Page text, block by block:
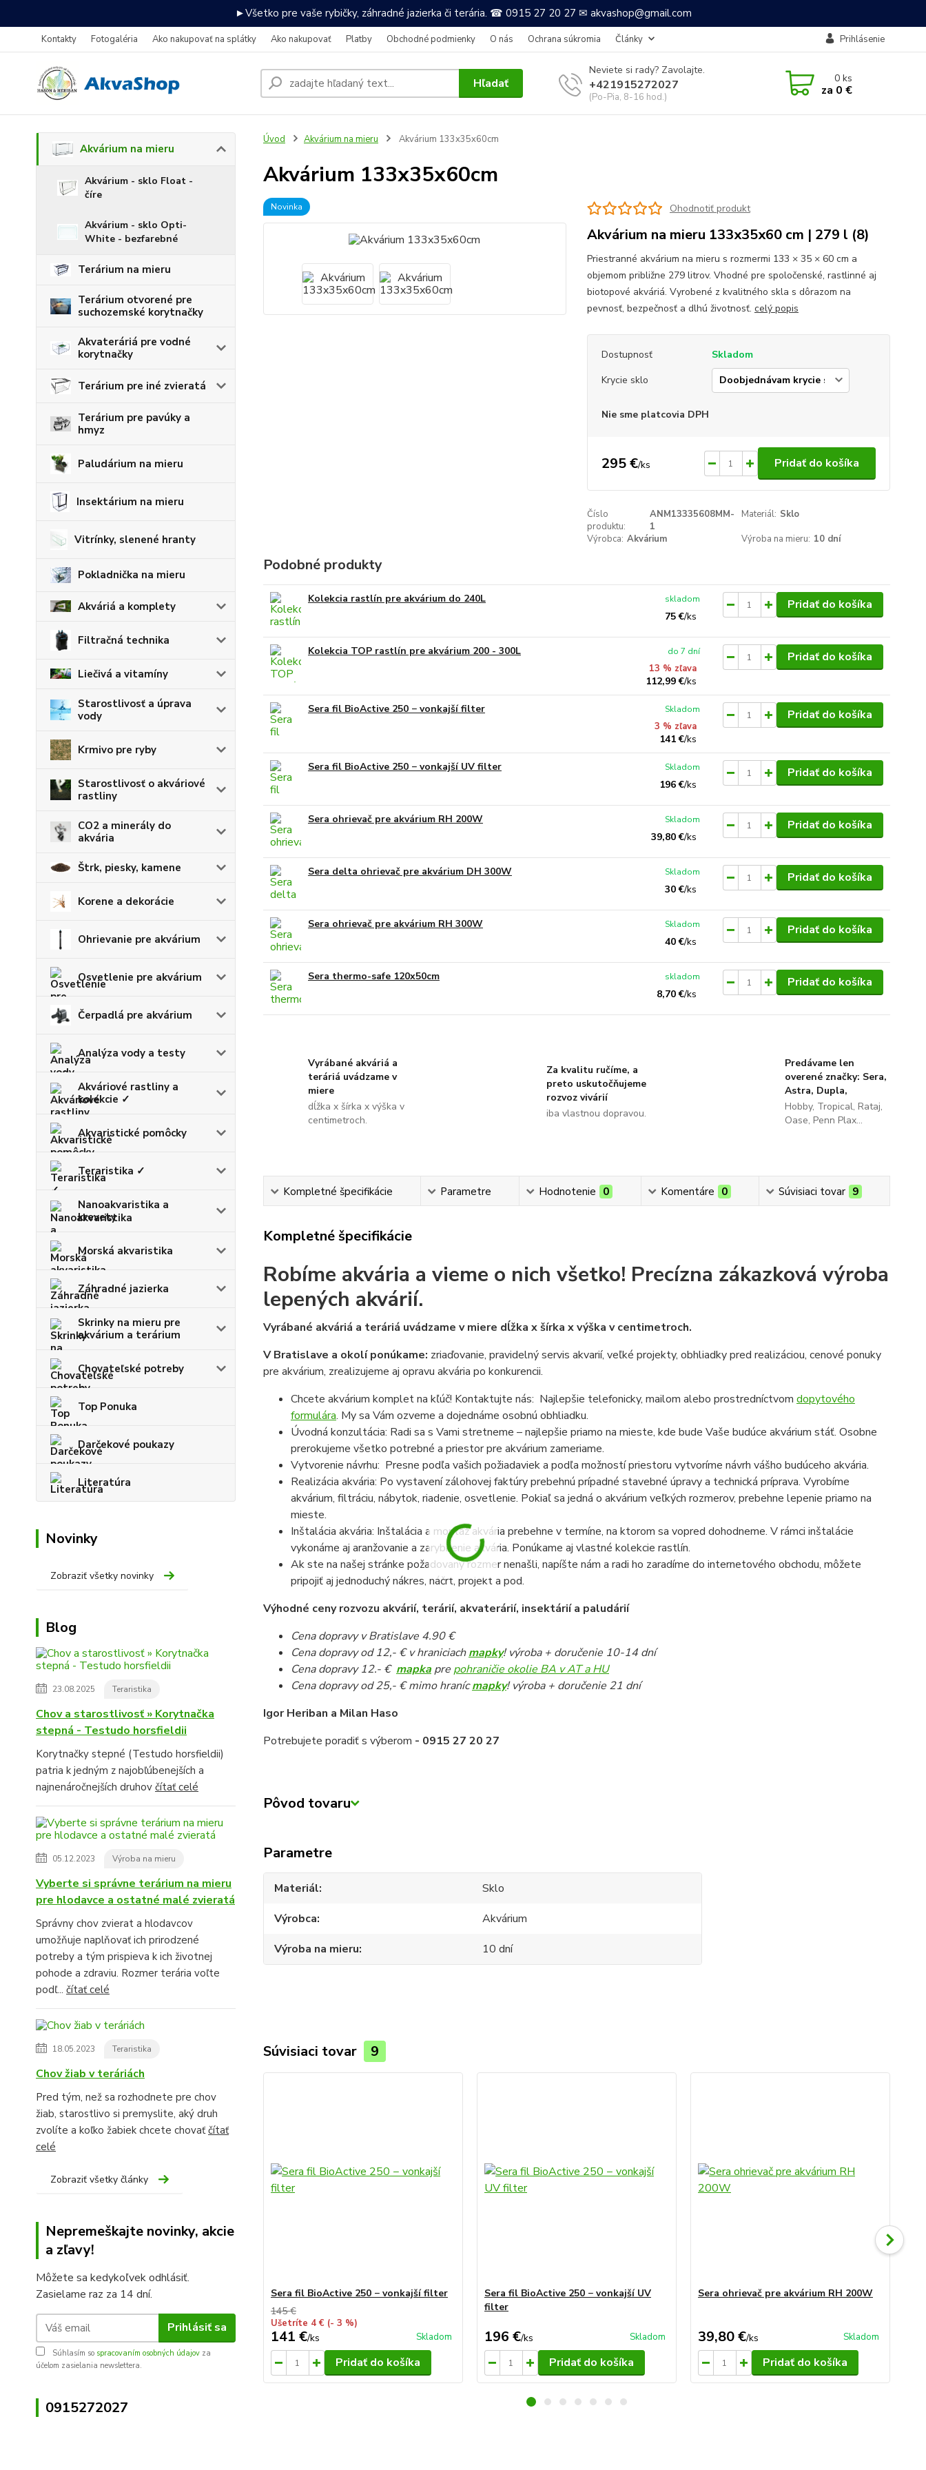
►Všetko pre vaše rybičky, záhradné jazierka či terária. ☎ 0915 27 20 27 ✉ akvashop@gmail.com
Kontakty Fotogaléria Ako nakupovať na splátky Ako nakupovať Platby Obchodné podmienky O nás Ochrana súkromia Články Prihlásenie
Hľadať
Neviete si rady? Zavolajte.
+421915272027
(Po-Pia, 8-16 hod.)
0ks
za 0 €
Akvárium na mieru
Akvárium - sklo Float -
číre
Akvárium - sklo Opti-
White - bezfarebné
Terárium na mieru
Terárium otvorené pre
suchozemské korytnačky
Akvateráriá pre vodné
korytnačky
Terárium pre iné zvieratá
Terárium pre pavúky a
hmyz
Paludárium na mieru
Insektárium na mieru
Vitrínky, slenené hranty
Pokladnička na mieru
Akváriá a komplety
Filtračná technika
Liečivá a vitamíny
Starostlivosť a úprava
vody
Krmivo pre ryby
Starostlivosť o akváriové
rastliny
CO2 a minerály do
akvária
Štrk, piesky, kamene
Korene a dekorácie
Ohrievanie pre akvárium
Osvetlenie pre akvárium
Čerpadlá pre akvárium
Analýza vody a testy
Akváriové rastliny a
kolekcie ✓
Akvaristické pomôcky
Teraristika ✓
Nanoakvaristika a
krevety
Morská akvaristika
Záhradné jazierka
Skrinky na mieru pre
akvárium a terárium
Chovateľské potreby
Top Ponuka
Darčekové poukazy
Literatúra
Novinky
Zobraziť všetky novinky
Blog
23.08.2025 Teraristika
Chov a starostlivosť » Korytnačka
stepná - Testudo horsfieldii
Korytnačky stepné (Testudo horsfieldii)
patria k jedným z najobľúbenejších a
najnenáročnejších druhov čítať celé
05.12.2023 Výroba na mieru
Vyberte si správne terárium na mieru
pre hlodavce a ostatné malé zvieratá
Správny chov zvierat a hlodavcov
umožňuje naplňovať ich prirodzené
potreby a tým prispieva k ich životnej
pohode a zdraviu. Rozmer terária voľte
podľ... čítať celé
18.05.2023 Teraristika
Chov žiab v teráriách
Pred tým, než sa rozhodnete pre chov
žiab, starostlivo si premyslite, aký druh
zvolíte a koľko žabiek chcete chovaťčítať
celé
Zobraziť všetky články
Nepremeškajte novinky, akcie
a zľavy!
Môžete sa kedykoľvek odhlásiť.
Zasielame raz za 14 dní.
Prihlásiť sa
Súhlasím so spracovaním osobných údajov za
účelom zasielania newslettera.
0915272027
Úvod Akvárium na mieru Akvárium 133x35x60cm
Akvárium 133x35x60cm
Novinka Ohodnotiť produkt
Akvárium na mieru 133x35x60 cm | 279 l (8)
Priestranné akvárium na mieru s rozmermi 133 × 35 × 60 cm a
objemom približne 279 litrov. Vhodné pre spoločenské, rastlinné aj
biotopové akváriá. Vyrobené z kvalitného skla s dôrazom na
pevnosť, bezpečnosť a dlhú životnosť. celý popis
Dostupnosť
Skladom
Krycie sklo
Nie sme platcovia DPH
295 €/ks Pridať do košíka
Číslo
produktu:
ANM13335608MM-
1
Materiál: Sklo
Výrobca: Akvárium Výroba na mieru: 10 dní
Podobné produkty
Kolekcia rastlín pre akvárium do 240L
75 €/ks
skladom Pridať do košíka
Kolekcia TOP rastlín pre akvárium 200 - 300L
13 % zľava
112,99 €/ks
do 7 dní Pridať do košíka
Sera fil BioActive 250 − vonkajší filter
3 % zľava
141 €/ks
Skladom Pridať do košíka
Sera fil BioActive 250 − vonkajší UV filter
196 €/ks
Skladom Pridať do košíka
Sera ohrievač pre akvárium RH 200W
39,80 €/ks
Skladom Pridať do košíka
Sera delta ohrievač pre akvárium DH 300W
30 €/ks
Skladom Pridať do košíka
Sera ohrievač pre akvárium RH 300W
40 €/ks
Skladom Pridať do košíka
Sera thermo-safe 120x50cm
8,70 €/ks
skladom Pridať do košíka
Vyrábané akváriá a
teráriá uvádzame v
miere
dĺžka x šírka x výška v
centimetroch.
Za kvalitu ručíme, a
preto uskutočňujeme
rozvoz vivárií
iba vlastnou dopravou.
Predávame len
overené značky: Sera,
Astra, Dupla,
Hobby, Tropical, Rataj,
Oase, Penn Plax...
Kompletné špecifikácie Parametre Hodnotenie 0 Komentáre 0 Súvisiaci tovar 9
Kompletné špecifikácie
Robíme akvária a vieme o nich všetko! Precízna zákazková výroba
lepených akvárií.
Vyrábané akváriá a teráriá uvádzame v miere dĺžka x šírka x výška v centimetroch.
V Bratislave a okolí ponúkame: zriaďovanie, pravidelný servis akvarií, veľké projekty, obhliadky pred realizáciou, cenové ponuky
pre akvárium, zrealizujeme aj opravu akvária po konkurencii.
Chcete akvárium komplet na kľúč! Kontaktujte nás: Najlepšie telefonicky, mailom alebo prostredníctvom dopytového
formulára. My sa Vám ozveme a dojednáme osobnú obhliadku.
Úvodná konzultácia: Radi sa s Vami stretneme – najlepšie priamo na mieste, kde bude Vaše budúce akvárium stáť. Osobne
prerokujeme všetko potrebné a priestor pre akvárium zameriame.
Vytvorenie návrhu: Presne podľa vašich požiadaviek a podľa možností priestoru vytvoríme návrh vášho budúceho akvária.
Realizácia akvária: Po vystavení zálohovej faktúry prebehnú prípadné stavebné úpravy a technická príprava. Vyrobíme
akvárium, filtráciu, nábytok, riadenie, osvetlenie. Pokiaľ sa jedná o akvárium veľkých rozmerov, prebehne lepenie priamo na
mieste.
Inštalácia akvária: Inštalácia a montáž akvária prebehne v termíne, na ktorom sa vopred dohodneme. V rámci inštalácie
vykonáme aj aranžovanie a zarybnenie akvária. Ponúkame aj vlastné kolekcie rastlín.
Ak ste na našej stránke požadovaný rozmer nenašli, napíšte nám a radi ho zaradíme do internetového obchodu, môžete
pripojiť aj jednoduchý nákres, náčrt, projekt a pod.
Výhodné ceny rozvozu akvárií, terárií, akvaterárií, insektárií a paludárií
Cena dopravy v Bratislave 4.90 €
Cena dopravy od 12,- € v hraniciachmapky! výroba + doručenie 10-14 dní
Cena dopravy 12.- € mapkapre pohraničie okolie BA v AT a HU
Cena dopravy od 25,- € mimo hranícmapky! výroba + doručenie 21 dní
Igor Heriban a Milan Haso
Potrebujete poradiť s výberom - 0915 27 20 27
Pôvod tovaru
Parametre
Materiál
Sklo
Výrobca
Akvárium
Výroba na mieru
10 dní
Súvisiaci tovar 9
Sera fil BioActive 250 − vonkajší filter
145 €
Ušetríte 4 € (- 3 %)
141 €/ks Skladom
Pridať do košíka
Sera fil BioActive 250 − vonkajší UV
filter
196 €/ks Skladom
Pridať do košíka
Sera ohrievač pre akvárium RH 200W
39,80 €/ks Skladom
Pridať do košíka